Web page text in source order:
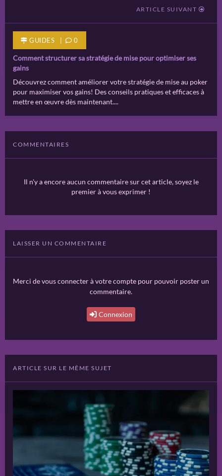
ARTICLE SUIVANT
GUIDES 0
Comment structurer sa stratégie de mise pour optimiser ses
gains
Découvrez comment améliorer votre stratégie de mise au poker
pour maximiser vos gains! Des conseils pratiques et efficaces à
mettre en œuvre dès maintenant....
COMMENTAIRES
Il n'y a encore aucun commentaire sur cet article, soyez le
premier à vous exprimer !
LAISSER UN COMMENTAIRE
Merci de vous connecter à votre compte pour pouvoir poster un
commentaire.
Connexion
ARTICLE SUR LE MÊME SUJET